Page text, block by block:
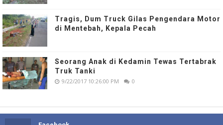
Tragis, Dum Truck Gilas Pengendara Motor
di Mentebah, Kepala Pecah
Seorang Anak di Kedamin Tewas Tertabrak
Truk Tanki
9/22/2017 10:26:00 PM 0